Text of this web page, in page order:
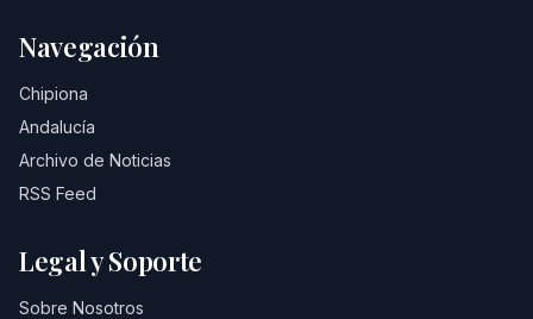
Navegación
Chipiona
Andalucía
Archivo de Noticias
RSS Feed
Legal y Soporte
Sobre Nosotros